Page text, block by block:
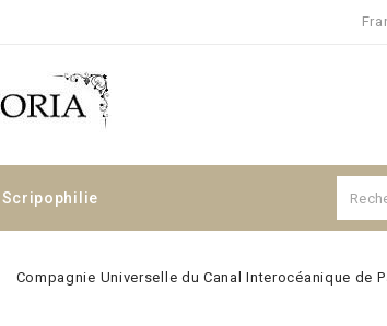
Scripophilie
Compagnie Universelle du Canal Interocéanique de